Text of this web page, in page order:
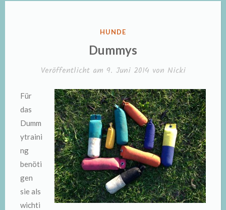
VERÖFFENTLICHT
HUNDE
Dummys
Veröffentlicht am 9. Juni 2014 von Nicki
Für
das
Dumm
ytraini
ng
benöti
gen
sie als
wichti